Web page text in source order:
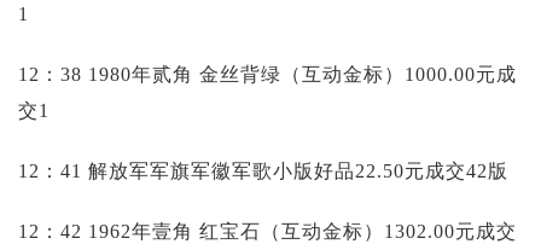
1
12：38 1980年贰角 金丝背绿（互动金标）1000.00元成
交1
12：41 解放军军旗军徽军歌小版好品22.50元成交42版
12：42 1962年壹角 红宝石（互动金标）1302.00元成交